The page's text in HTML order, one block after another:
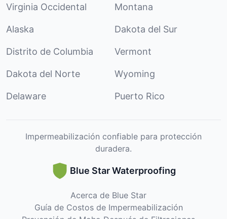
Virginia Occidental Montana
Alaska Dakota del Sur
Distrito de Columbia Vermont
Dakota del Norte Wyoming
Delaware Puerto Rico
Impermeabilización confiable para protección
duradera.
Blue Star Waterproofing
Acerca de Blue Star
Guía de Costos de Impermeabilización